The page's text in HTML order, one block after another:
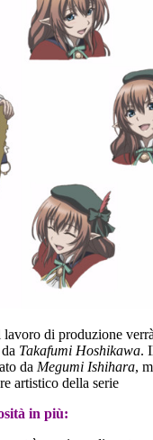
lavoro di produzione
Takafumi Hoshikawa.
da Megumi Ishihara,
artistico della serie
in più: